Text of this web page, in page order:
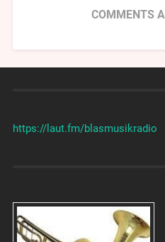
COMMENTS
https://laut.fm/blasmusikradio